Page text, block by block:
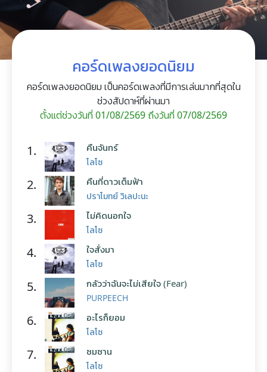
คอร์ดเพลงยอดนิยม
คอร์ดเพลงยอดนิยม เป็นคอร์ดเพลงที่มีการเล่นมากที่สุดใน
ช่วงสัปดาห์ที่ผ่านมา
ตั้งแต่ช่วงวันที่ 01/08/2569 ถึงวันที่ 07/08/2569
1. คืนจันทร์
โลโซ
2. คืนที่ดาวเต็มฟ้า
ปราโมทย์ วิเลปะนะ
3. ไม่คิดนอกใจ
โลโซ
4. ใจสั่งมา
โลโซ
5. กลัวว่าฉันจะไม่เสียใจ (Fear)
PURPEECH
6. อะไรก็ยอม
โลโซ
7. ซมซาน
โลโซ